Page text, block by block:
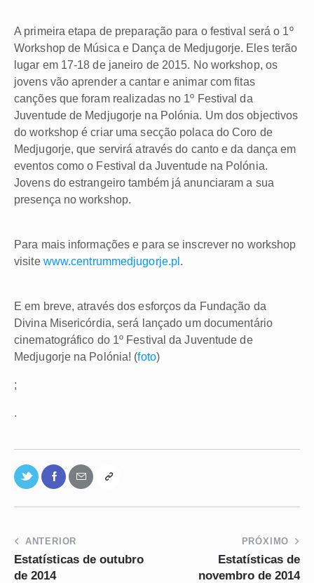
A primeira etapa de preparação para o festival será o 1º
Workshop de Música e Dança de Medjugorje. Eles terão
lugar em 17-18 de janeiro de 2015. No workshop, os
jovens vão aprender a cantar e animar com fitas
canções que foram realizadas no 1º Festival da
Juventude de Medjugorje na Polónia. Um dos objectivos
do workshop é criar uma secção polaca do Coro de
Medjugorje, que servirá através do canto e da dança em
eventos como o Festival da Juventude na Polónia.
Jovens do estrangeiro também já anunciaram a sua
presença no workshop.
Para mais informações e para se inscrever no workshop
visite www.centrummedjugorje.pl .
E em breve, através dos esforços da Fundação da
Divina Misericórdia, será lançado um documentário
cinematográfico do 1º Festival da Juventude de
Medjugorje na Polónia! (foto)
;
.
ANTERIOR
Estatísticas de outubro
de 2014
PRÓXIMO
Estatísticas de
novembro de 2014